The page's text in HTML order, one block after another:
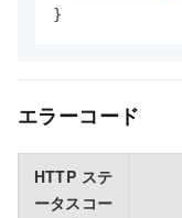
}
エラーコード
HTTP ステ
ータスコー